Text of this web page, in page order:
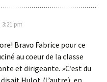
3:21 pm
Bravo Fabrice pour ce
au coeur de la classe
et dirigeante. »C’est du
Hulot,(l’autre), en